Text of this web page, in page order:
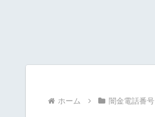
ホーム 闇金電話番号